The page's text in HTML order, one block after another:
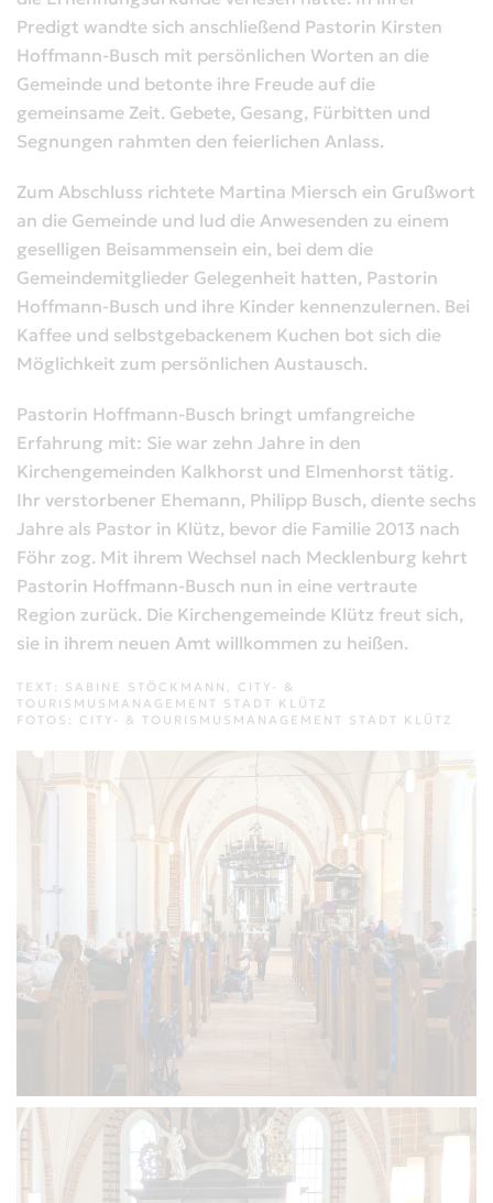
Predigt wandte sich anschließend Pastorin Kirsten
Hoffmann-Busch mit persönlichen Worten an die
Gemeinde und betonte ihre Freude auf die
gemeinsame Zeit. Gebete, Gesang, Fürbitten und
Segnungen rahmten den feierlichen Anlass.
Zum Abschluss richtete Martina Miersch ein Grußwort
an die Gemeinde und lud die Anwesenden zu einem
geselligen Beisammensein ein, bei dem die
Gemeindemitglieder Gelegenheit hatten, Pastorin
Hoffmann-Busch und ihre Kinder kennenzulernen. Bei
Kaffee und selbstgebackenem Kuchen bot sich die
Möglichkeit zum persönlichen Austausch.
Pastorin Hoffmann-Busch bringt umfangreiche
Erfahrung mit: Sie war zehn Jahre in den
Kirchengemeinden Kalkhorst und Elmenhorst tätig.
Ihr verstorbener Ehemann, Philipp Busch, diente sechs
Jahre als Pastor in Klütz, bevor die Familie 2013 nach
Föhr zog. Mit ihrem Wechsel nach Mecklenburg kehrt
Pastorin Hoffmann-Busch nun in eine vertraute
Region zurück. Die Kirchengemeinde Klütz freut sich,
sie in ihrem neuen Amt willkommen zu heißen.
TEXT: SABINE STÖCKMANN, CITY- &
TOURISMUSMANAGEMENT STADT KLÜTZ
FOTOS: CITY- & TOURISMUSMANAGEMENT STADT KLÜTZ
VERGRÖSSERN